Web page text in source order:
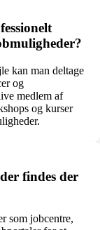
kan man deltage
og
medlem af
og kurser
findes der
som jobcentre,